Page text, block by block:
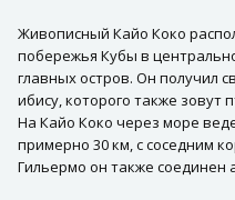
Живописный Кайо Коко
побережья Кубы в
главных остров. Он получил
ибису, которого также зовут
На Кайо Коко через море
примерно 30 км, с соседним
Гильермо он также соединен